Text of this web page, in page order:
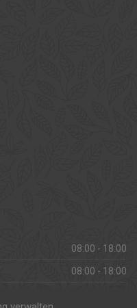
08:00 - 18:00
08:00 - 18:00